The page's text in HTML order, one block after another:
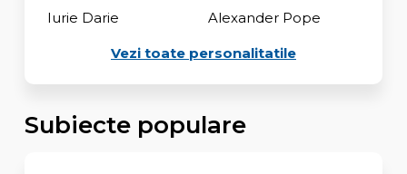
Iurie Darie Alexander Pope
Vezi toate personalitatile
Subiecte populare